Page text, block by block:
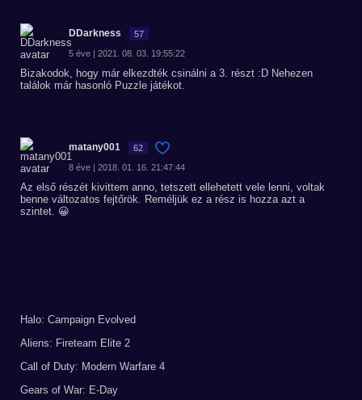
DDarkness 57
5 éve | 2021. 08. 03. 19:55:22
Bizakodok, hogy már elkezdték csinálni a 3. részt :D Nehezen
találok már hasonló Puzzle játékot.
matany001 62
8 éve | 2018. 01. 16. 21:47:44
Az első részét kivittem anno, tetszett ellehetett vele lenni, voltak
benne változatos fejtőrök. Reméljük ez a rész is hozza azt a
szintet. 😀
Halo: Campaign Evolved
Aliens: Fireteam Elite 2
Call of Duty: Modern Warfare 4
Gears of War: E-Day